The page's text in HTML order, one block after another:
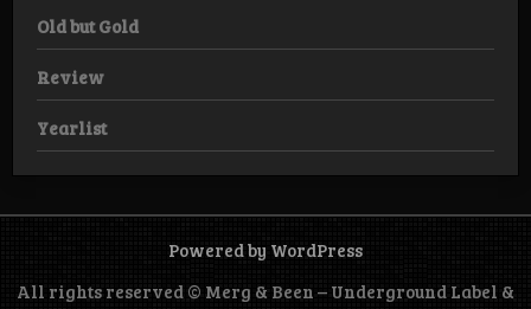
Old but Gold
Review
Yearlist
Powered by WordPress
All rights reserved © Merg & Been – Underground Label &